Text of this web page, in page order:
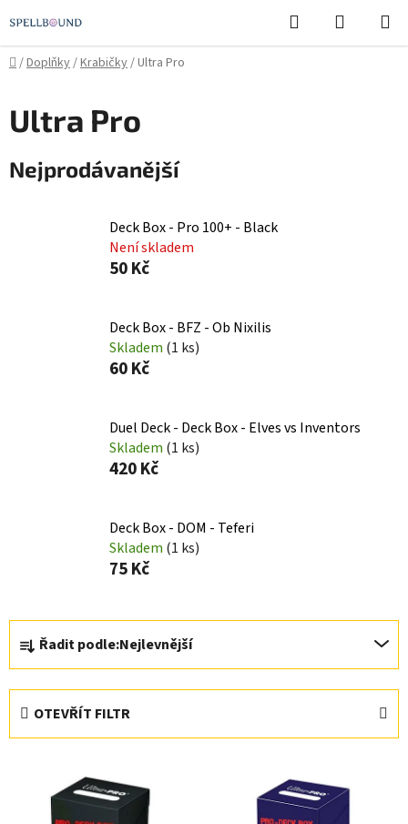
na
obsah
Hledat
KOŠÍK
Domů
/Doplňky/Krabičky/Ultra Pro
Ultra Pro
Nejprodávanější
Deck Box - Pro 100+ - Black
Není skladem
50 Kč
Deck Box - BFZ - Ob Nixilis
Skladem (1 ks)
60 Kč
Duel Deck - Deck Box - Elves vs Inventors
Skladem (1 ks)
420 Kč
Deck Box - DOM - Teferi
Skladem (1 ks)
75 Kč
Ř
a
z
Řadit podle:Nejlevnější
OTEVŘÍT FILTR